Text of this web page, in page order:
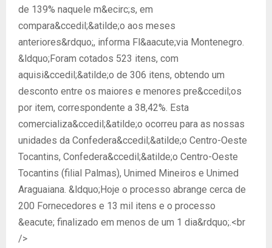
de 139% naquele m&ecirc;s, em
compara&ccedil;&atilde;o aos meses
anteriores&rdquo;, informa Fl&aacute;via Montenegro.
&ldquo;Foram cotados 523 itens, com
aquisi&ccedil;&atilde;o de 306 itens, obtendo um
desconto entre os maiores e menores pre&ccedil;os
por item, correspondente a 38,42%. Esta
comercializa&ccedil;&atilde;o ocorreu para as nossas
unidades da Confedera&ccedil;&atilde;o Centro-Oeste
Tocantins, Confedera&ccedil;&atilde;o Centro-Oeste
Tocantins (filial Palmas), Unimed Mineiros e Unimed
Araguaiana. &ldquo;Hoje o processo abrange cerca de
200 Fornecedores e 13 mil itens e o processo
&eacute; finalizado em menos de um 1 dia&rdquo;.<br
/>